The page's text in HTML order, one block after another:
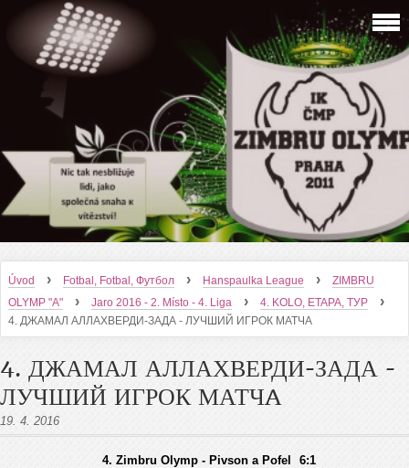
Úvod › Fotbal, Fotbal, Футбол › Hanspaulka League ›
ZIMBRU
OLYMP "A"
› Jaro 2016 - 2. Místo - 4. Liga › 4. KOLO, ETAPA, ТУР ›
4. ДЖАМАЛ АЛЛАХВЕРДИ-ЗАДА - ЛУЧШИЙ ИГРОК МАТЧA
4. ДЖАМАЛ АЛЛАХВЕРДИ-ЗАДА -
ЛУЧШИЙ ИГРОК МАТЧA
19. 4. 2016
4. Zimbru Olymp - Pivson a Pofel 6:1